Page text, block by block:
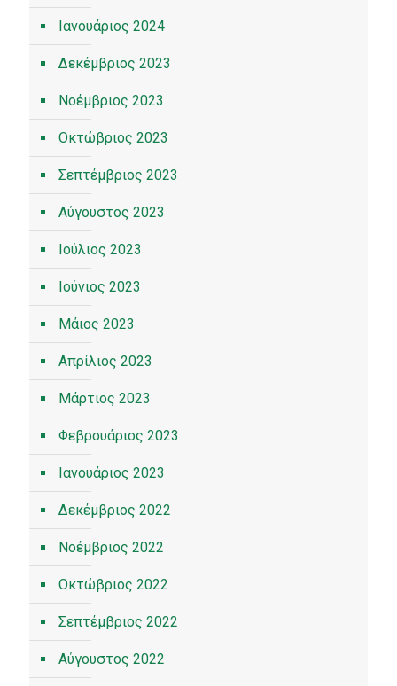
Ιανουάριος 2024
Δεκέμβριος 2023
Νοέμβριος 2023
Οκτώβριος 2023
Σεπτέμβριος 2023
Αύγουστος 2023
Ιούλιος 2023
Ιούνιος 2023
Μάιος 2023
Απρίλιος 2023
Μάρτιος 2023
Φεβρουάριος 2023
Ιανουάριος 2023
Δεκέμβριος 2022
Νοέμβριος 2022
Οκτώβριος 2022
Σεπτέμβριος 2022
Αύγουστος 2022